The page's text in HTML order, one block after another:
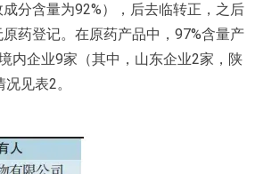
分含量为92%），后去临转正，之后
药登记。在原药产品中，97%含量产
内企业9家（其中，山东企业2家，陕
见表2。